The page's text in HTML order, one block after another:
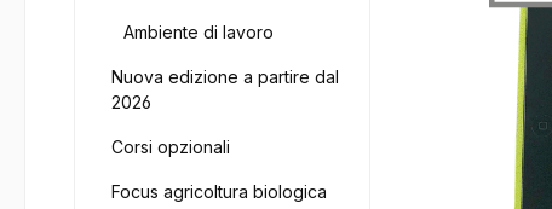
Ambiente di lavoro
Nuova edizione a partire dal
2026
Corsi opzionali
Focus agricoltura biologica